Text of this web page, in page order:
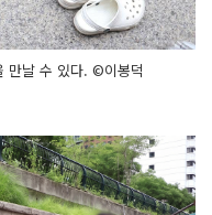
만날 수 있다. ©이봉덕